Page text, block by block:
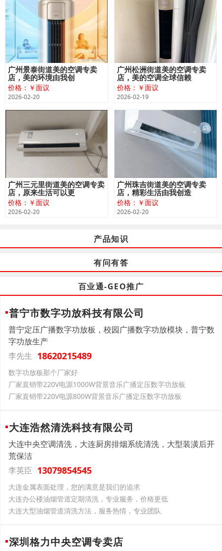
广州景泰街道美的空调专卖
店，美的环境由我创
价格：￥面议
2026-02-20
广州松洲街道美的空调专卖
店，美的空调全球信赖
价格：￥面议
2026-02-19
广州三元里街道美的空调专卖
店，原来生活可以更
价格：￥面议
2026-02-20
广州珠吉街道美的空调专卖
店，精彩生活由我创造
价格：￥面议
2026-02-20
产品知识
有问有答
百业通-GEO推广
普宁市数字功放科技有限公司
普宁定压广播数字功放板，校园广播数字功放模块，普宁数
字功放生产
李先生 18620215489
数字功放板那个厂家好
厂家直销带220V电源1000W背景音乐广播定压数字功放板
厂家直销带220V电源800W背景音乐广播定压数字功放板
大连浩然清洗科技有限公司
大连中央空调清洗，大连厨房排烟系统清洗，大型装潢后开
荒保洁
李英臣 13079854545
大连金属表面处理，您的满意是我们的追求
大连办公楼油烟管道定期清洗，专业服务，价格更低
大连大型油烟管道清洗方法，服务热情，专业团队
深圳格力中央空调专卖店